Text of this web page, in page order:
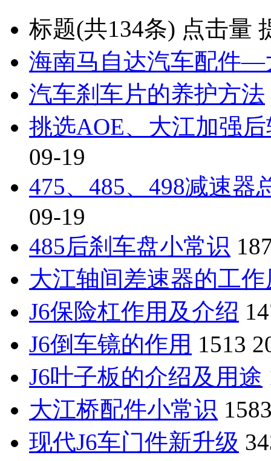
标题(共134条) 点击量
海南马自达汽车配件—
汽车刹车片的养护方法
挑选AOE、大江加强
09-19
475、485、498减速器
09-19
485后刹车盘小常识
大江轴间差速器的工作
J6保险杠作用及介绍
J6倒车镜的作用 1513
J6叶子板的介绍及用途
大江桥配件小常识
现代J6车门件新升级